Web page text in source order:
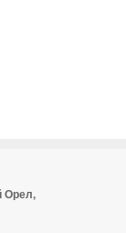
Орел,